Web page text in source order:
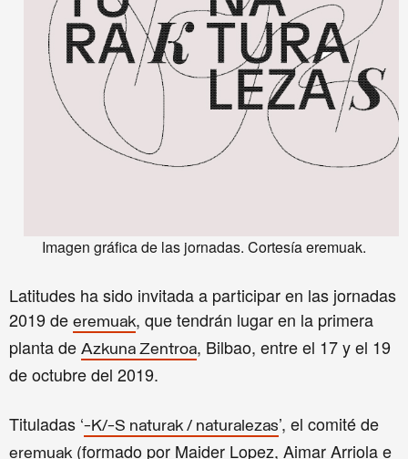
Imagen gráfica de las jornadas. Cortesía eremuak.
Latitudes ha sido invitada a participar en las jornadas
2019 de eremuak, que tendrán lugar en la primera
planta de Azkuna Zentroa, Bilbao, entre el 17 y el 19
de octubre del 2019.
Tituladas ‘-K/-S naturak / naturalezas’, el comité de
eremuak (formado por Maider Lopez, Aimar Arriola e